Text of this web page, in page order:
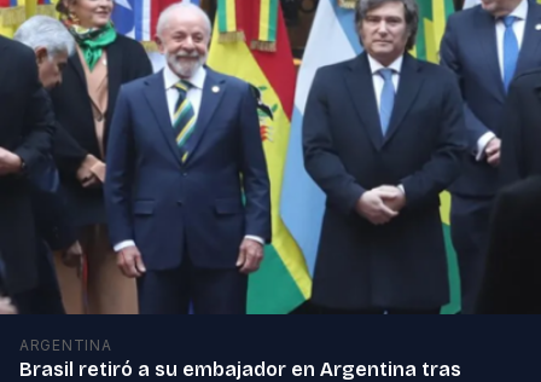
ARGENTINA
Brasil retiró a su embajador en Argentina tras